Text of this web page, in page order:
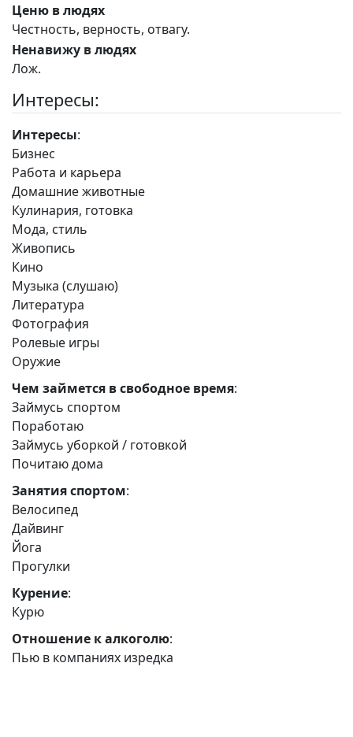
Ценю в людях
Честность, верность, отвагу.
Ненавижу в людях
Лож.
Интересы:
Интересы:
Бизнес
Работа и карьера
Домашние животные
Кулинария, готовка
Мода, стиль
Живопись
Кино
Музыка (слушаю)
Литература
Фотография
Ролевые игры
Оружие
Чем займется в свободное время:
Займусь спортом
Поработаю
Займусь уборкой / готовкой
Почитаю дома
Занятия спортом:
Велосипед
Дайвинг
Йога
Прогулки
Курение:
Курю
Отношение к алкоголю:
Пью в компаниях изредка